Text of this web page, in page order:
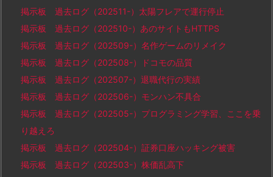
掲示板 過去ログ（202511-）太陽フレアで運行停止
掲示板 過去ログ（202510-）あのサイトもHTTPS
掲示板 過去ログ（202509-）名作ゲームのリメイク
掲示板 過去ログ（202508-）ドコモの品質
掲示板 過去ログ（202507-）退職代行の実績
掲示板 過去ログ（202506-）モンハン不具合
掲示板 過去ログ（202505-）プログラミング学習、ここを乗
り越えろ
掲示板 過去ログ（202504-）証券口座ハッキング被害
掲示板 過去ログ（202503-）株価乱高下